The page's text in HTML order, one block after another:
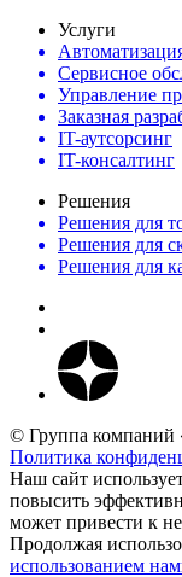
Услуги
Сервисное
Управление
Заказная
IT-аутсорсинг
IT-консалтинг
Решения
Решения для
Решения для
Решения для
© Группа компаний
Политика
Наш сайт
повысить
может привести к
Продолжая
использованием